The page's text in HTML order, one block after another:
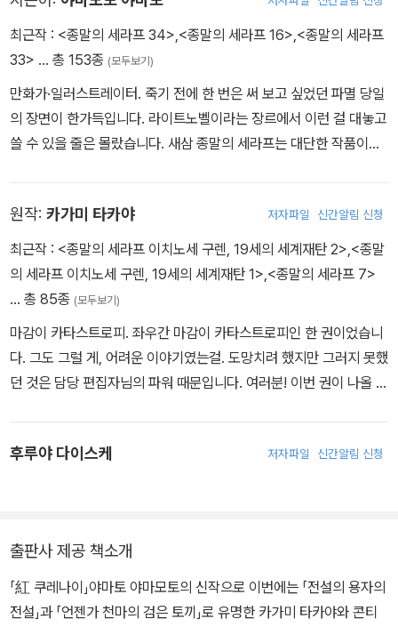
최근작 : <종말의 세라프 34>,<종말의 세라프 16>,<종말의 세라프
33> … 총 153종 (모두보기)
만화가·일러스트레이터. 죽기 전에 한 번은 써 보고 싶었던 파멸 당일
의 장면이 한가득입니다. 라이트노벨이라는 장르에서 이런 걸 대놓고
쓸 수 있을 줄은 몰랐습니다. 새삼 종말의 세라프는 대단한 작품이구
원작: 카가미 타카야 저자파일 신간알림 신청
최근작 : <종말의 세라프 이치노세 구렌, 19세의 세계재탄 2>,<종말
의 세라프 이치노세 구렌, 19세의 세계재탄 1>,<종말의 세라프 7>
… 총 85종 (모두보기)
마감이 카타스트로피. 좌우간 마감이 카타스트로피인 한 권이었습니
다. 그도 그럴 게, 어려운 이야기였는걸. 도망치려 했지만 그러지 못했
던 것은 담당 편집자님의 파워 때문입니다. 여러분! 이번 권이 나올 수
후루야 다이스케 저자파일 신간알림 신청
출판사 제공 책소개
「紅 쿠레나이」야마토 야마모토의 신작으로 이번에는 「전설의 용자의
전설」과 「언젠가 천마의 검은 토끼」로 유명한 카가미 타카야와 콘티